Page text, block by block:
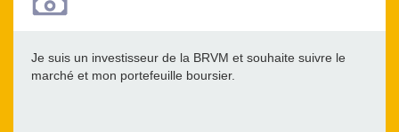
Je suis un investisseur de la BRVM et souhaite suivre le
marché et mon portefeuille boursier.